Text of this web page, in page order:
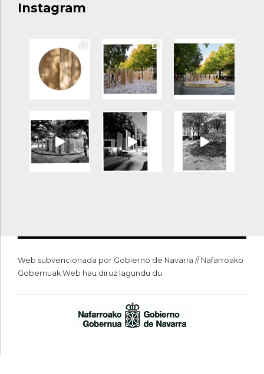
Instagram
Web subvencionada por Gobierno de Navarra // Nafarroako
Gobernuak Web hau diruz lagundu du